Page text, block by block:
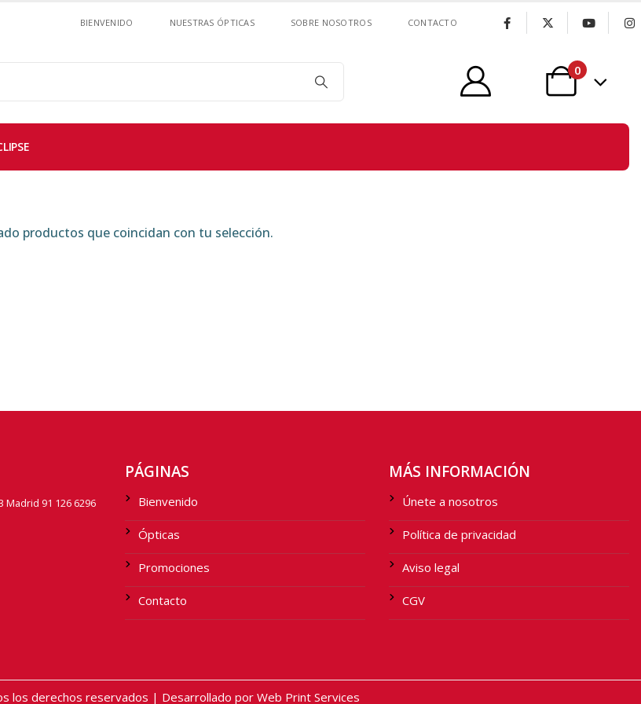
BIENVENIDO NUESTRAS ÓPTICAS SOBRE NOSOTROS CONTACTO
0
productos que coincidan con tu selección.
Madrid 91 126 6296
PÁGINAS
Bienvenido
Ópticas
Promociones
Contacto
MÁS INFORMACIÓN
Únete a nosotros
Política de privacidad
Aviso legal
CGV
los derechos reservados | Desarrollado por Web Print Services